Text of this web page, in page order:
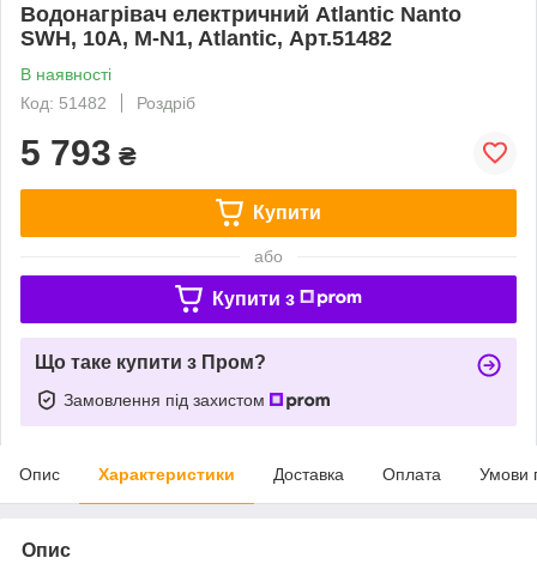
Водонагрівач електричний Atlantic Nanto
SWH, 10A, M-N1, Atlantic, Арт.51482
В наявності
Код: 51482
Роздріб
5 793 ₴
Купити
або
Купити з
Що таке купити з Пром?
Замовлення під захистом
Опис Характеристики Доставка Оплата Умови
Опис